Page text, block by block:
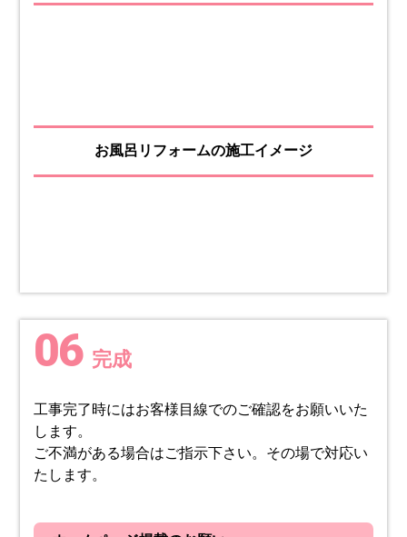
お風呂リフォームの施工イメージ
06 完成
工事完了時にはお客様目線でのご確認をお願いいた
します。
ご不満がある場合はご指示下さい。その場で対応い
たします。